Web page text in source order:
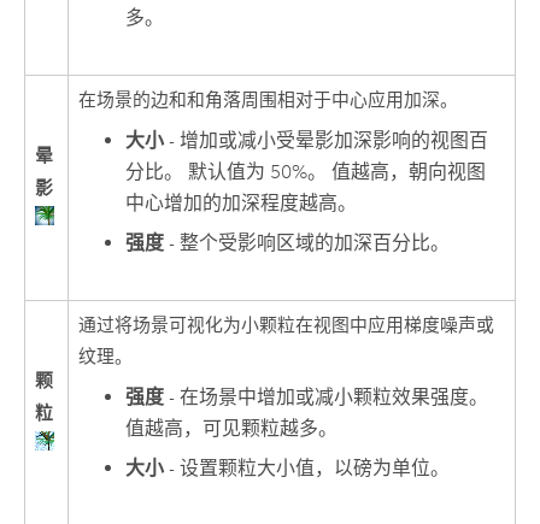
多。
晕
影
在场景的边和和角落周围相对于中心应用加深。
大小 - 增加或减小受晕影加深影响的视图百
分比。 默认值为 50%。 值越高，朝向视图
中心增加的加深程度越高。
强度 - 整个受影响区域的加深百分比。
颗
粒
通过将场景可视化为小颗粒在视图中应用梯度噪声或
纹理。
强度 - 在场景中增加或减小颗粒效果强度。
值越高，可见颗粒越多。
大小 - 设置颗粒大小值，以磅为单位。